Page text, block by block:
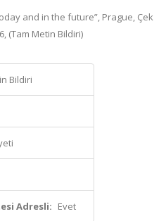
and in the future”, Prague, Çek
(Tam Metin Bildiri)
Bildiri
Adresli: Evet